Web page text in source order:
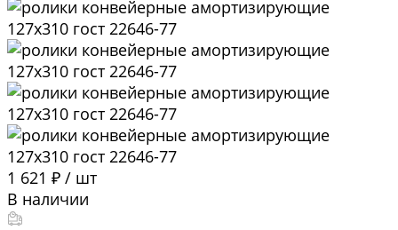
1 621 ₽ / шт
В наличии